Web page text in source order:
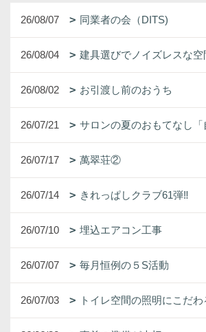
26/08/07 同業者の会（DITS)
26/08/04 建具選びでノイズレスな空
26/08/02 お引渡し前のおうち
26/07/21 サロンの夏のおもてなし「
26/07/17 萬翠荘②
26/07/14 きれっぱしクラブ61弾‼
26/07/10 埋込エアコン工事
26/07/07 毎月恒例の５S活動
26/07/03 トイレ空間の照明にこだわ